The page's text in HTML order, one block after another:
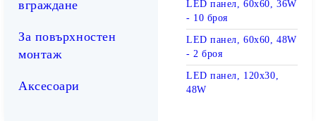
вграждане
За повърхностен
монтаж
Аксесоари
LED панел, 60х60, 36W
- 10 броя
LED панел, 60х60, 48W
- 2 броя
LED панел, 120х30,
48W